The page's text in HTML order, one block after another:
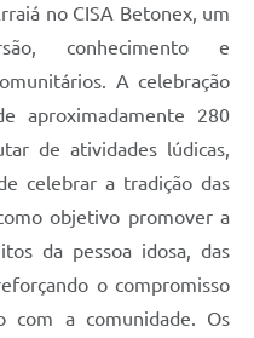
no CISA Betonex, um
conhecimento e
A celebração
aproximadamente 280
de atividades lúdicas,
celebrar a tradição das
objetivo promover a
da pessoa idosa, das
o compromisso
com a comunidade. Os